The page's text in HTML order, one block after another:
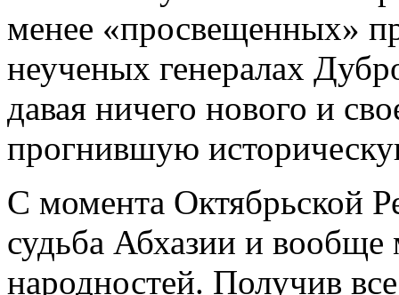
менее «просвещенных»
неученых ге­нералах
давая ничего но­вого и
прогнившую
С момента Октябрьской
судьба Абхазии и
народностей. По­лучив